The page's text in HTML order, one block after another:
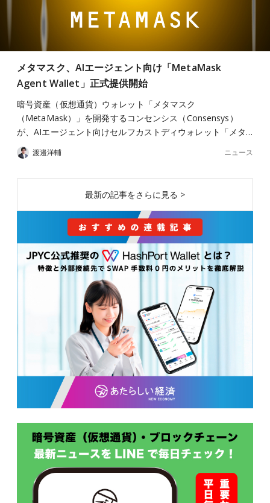
メタマスク、AIエージェント向け「MetaMask
Agent Wallet」正式提供開始
暗号資産（仮想通貨）ウォレット「メタマスク
（MetaMask）」を開発するコンセンシス（Consensys）
が、AIエージェント向けセルフカストディウォレット「メタ…
渡邉洋輔 ニュース
最新の記事をさらに見る >